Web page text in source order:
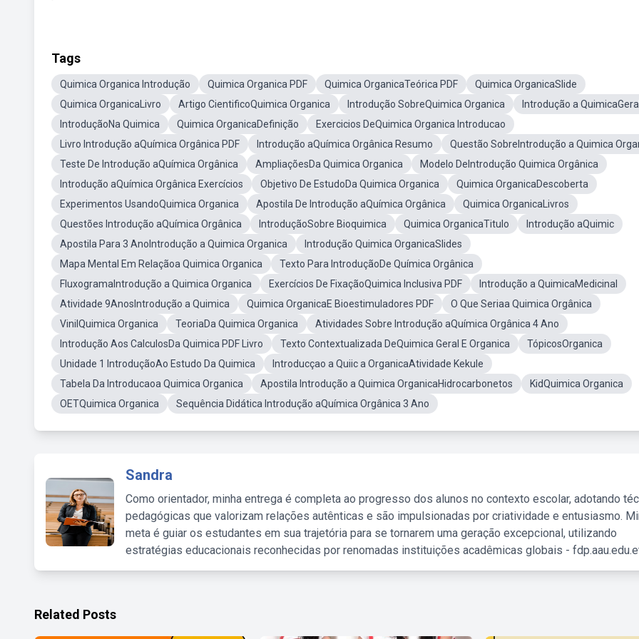
Tags
Quimica Organica Introdução Quimica Organica PDF Quimica OrganicaTeórica PDF
Quimica OrganicaSlide
Quimica OrganicaLivro
Artigo CientificoQuimica Organica Introdução SobreQuimica Organica
Introdução a QuimicaGeral
IntroduçãoNa Quimica
Quimica OrganicaDefinição
Exercicios DeQuimica Organica Introducao
Livro Introdução aQuímica Orgânica PDF
Introdução aQuímica Orgânica Resumo
Questão SobreIntrodução a Quimica
Teste De Introdução aQuímica Orgânica
AmpliaçõesDa Quimica Organica
Modelo DeIntrodução Quimica Orgânica
Introdução aQuímica Orgânica Exercícios
Objetivo De EstudoDa Quimica Organica
Quimica OrganicaDescoberta
Experimentos UsandoQuimica Organica
Apostila De Introdução aQuímica Orgânica
Quimica OrganicaLivros
Questões Introdução aQuímica Orgânica
IntroduçãoSobre Bioquimica Quimica OrganicaTitulo
Introdução aQuimic
Apostila Para 3 AnoIntrodução a Quimica Organica
Introdução Quimica OrganicaSlides
Mapa Mental Em Relaçãoa Quimica Organica
Texto Para IntroduçãoDe Química Orgânica
FluxogramaIntrodução a Quimica Organica
Exercícios De FixaçãoQuimica Inclusiva PDF
Introdução a QuimicaMedicinal
Atividade 9AnosIntrodução a Quimica
Quimica OrganicaE Bioestimuladores PDF
O Que Seriaa Quimica Orgânica
VinilQuimica Organica
TeoriaDa Quimica Organica
Atividades Sobre Introdução aQuímica Orgânica 4 Ano
Introdução Aos CalculosDa Quimica PDF Livro
Texto Contextualizada DeQuimica Geral E Organica
TópicosOrganica
Unidade 1 IntroduçãoAo Estudo Da Quimica
Introducçao a Quiic a OrganicaAtividade Kekule
Tabela Da Introducaoa Quimica Organica
Apostila Introdução a Quimica OrganicaHidrocarbonetos
KidQuimica Organica
OETQuimica Organica
Sequência Didática Introdução aQuímica Orgânica 3 Ano
Sandra
Como orientador, minha entrega é completa ao progresso dos alunos no contexto escolar, adotando
pedagógicas que valorizam relações autênticas e são impulsionadas por criatividade e entusiasmo.
meta é guiar os estudantes em sua trajetória para se tornarem uma geração excepcional, utilizando
estratégias educacionais reconhecidas por renomadas instituições acadêmicas globais -
Related Posts